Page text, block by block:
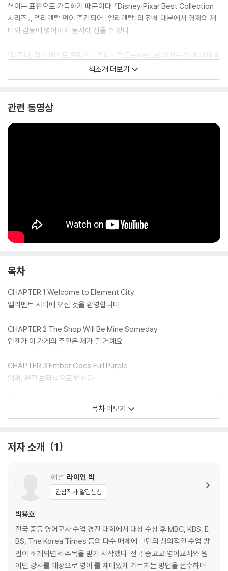
쓰이는 표현으로 가득하기 때문이다. 『Disney·Pixar Best Collection
시리즈』, 엘리멘탈 편이 출간되어 [엘리멘탈]의 전체 대본에서 영화의 재
미와 감동에 영어까지 동시에 잡을 수 있다.
『디즈니, 픽사 베스트 컬렉션 - 엘리멘탈 Elemental』에서는 영어 대사 바
로 오른쪽에서 해석을 바로 확인할 수 있으며, 영화 속 화면을 담은 스크린
샷으로 그때의 장면을 다시 떠올릴 수 있다. 게다가 전체 대본에서 추출한
성우가 녹음한 오디오북으로 정확한 발음을 확인하면서 생생한 대본을 한
책소개 더보기
관련 동영상
목차
CHAPTER 1 Welcome to Element City
엘리멘트 시티에 오신 것을 환영합니다
CHAPTER 2 The Shop Will Be Mine Someday
언젠가 이 가게의 주인은 제가 될 거예요
CHAPTER 3 Ember Goes Full Purple
앰버, 완전 보라색으로 변하다
CHAPTER 4 Red Dot Sale
앰버, 웨이드를 만나다
CHAPTER 6 Stop Wade
웨이드를 막아라
CHAPTER 7 Fern Got Burned
펀이 타오르다
CHAPTER 8 Tragedy in Fire Land
파이어랜드에서의 비극
목차 더보기
저자 소개 1
해설 라이언 박
관심작가 알림신청
박용호
전국 중등 영어교사 수업 경진 대회에서 대상 수상 후 MBC, KBS, E
BS, The Korea Times 등의 다수 매체에 그만의 창의적인 수업 방
법이 소개되면서 주목을 받기 시작했다. 전국 중고교 영어교사와 원
어민 강사를 대상으로 영어 를 재미있게 가르치는 방법을 전수하며